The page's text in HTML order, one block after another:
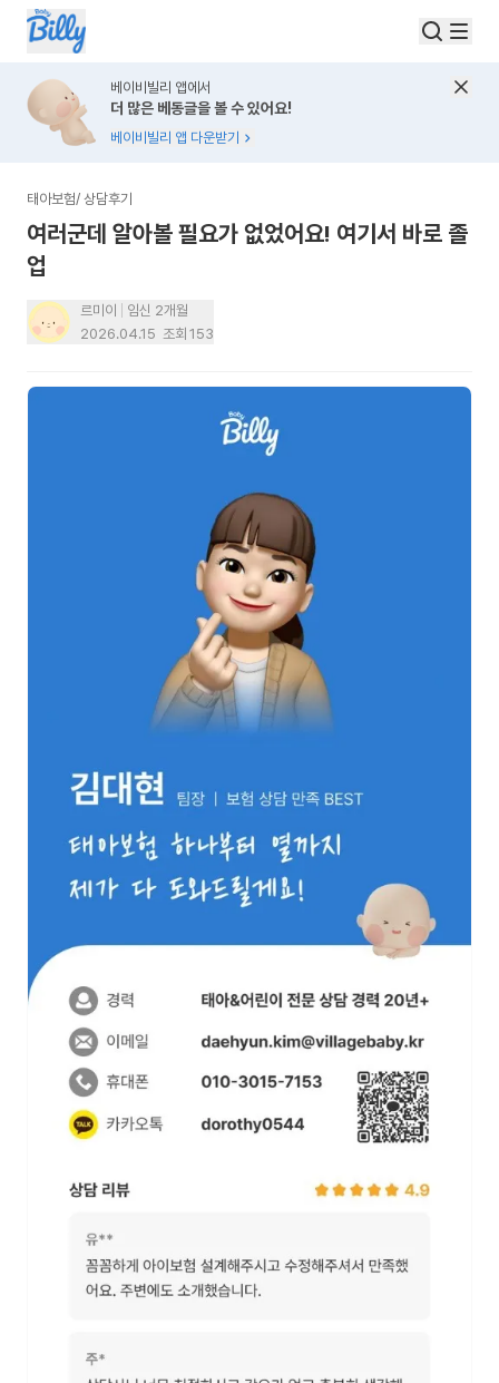
베이비빌리 앱에서
더 많은 베동글을 볼 수 있어요!
베이비빌리 앱 다운받기
태아보험/ 상담후기
여러군데 알아볼 필요가 없었어요! 여기서 바로 졸
업
르미이
임신 2개월
2026.04.15 조회 153